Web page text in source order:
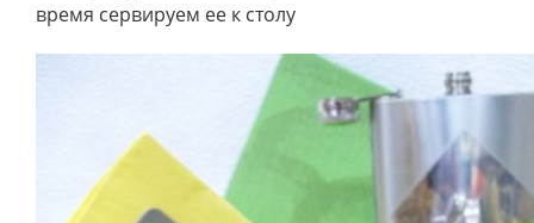
время сервируем ее к столу